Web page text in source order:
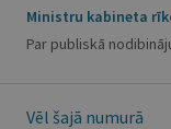
Ministru kabineta
Par publiskā
Vēl šajā numurā